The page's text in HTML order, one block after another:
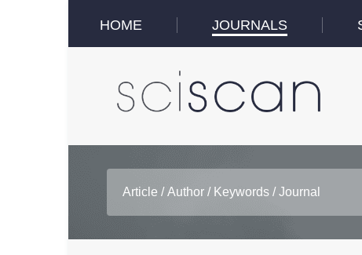
HOME JOURNALS